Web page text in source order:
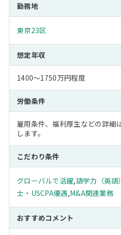
勤務地
東京23区
想定年収
1400～1750万円程度
労働条件
雇用条件、福利厚生などの詳細
します。
こだわり条件
グローバルで活躍,語学力（英語
士・USCPA優遇,M&A関連業務
おすすめコメント